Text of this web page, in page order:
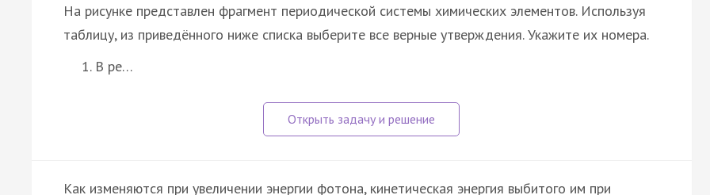
На рисунке представлен фрагмент периодической системы химических элементов. Используя
таблицу, из приведённого ниже списка выберите все верные утверждения. Укажите их номера.
В ре…
Как изменяются при увеличении энергии фотона, кинетическая энергия выбитого им при